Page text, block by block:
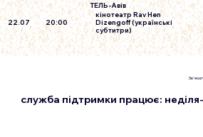
ТЕЛЬ-Авiв
22.07 20:00
кінотеатр Rav Hen
Dizengoff(українські
субтитри)
служба підтримки працює: